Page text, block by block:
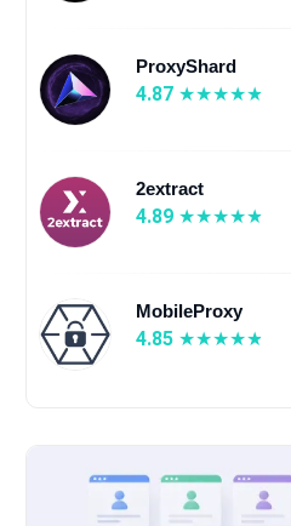
ProxyShard
4.87
2extract
4.89
MobileProxy
4.85